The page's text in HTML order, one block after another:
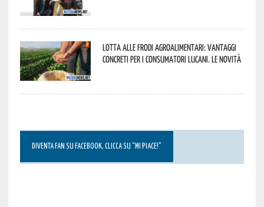
Lotta alle frodi agroalimentari: vantaggi
concreti per i consumatori lucani. Le novità
DIVENTA FAN SU FACEBOOK, CLICCA SU “MI PIACE!”